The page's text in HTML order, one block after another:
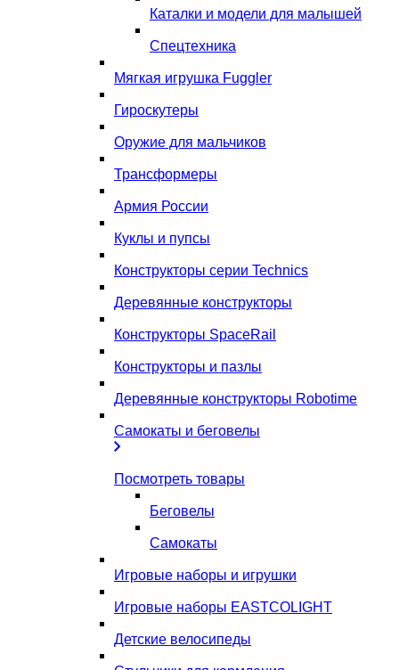
Каталки и модели для малышей
Спецтехника
Мягкая игрушка Fuggler
Гироскутеры
Оружие для мальчиков
Трансформеры
Армия России
Куклы и пупсы
Конструкторы серии Technics
Деревянные конструкторы
Конструкторы SpaceRail
Конструкторы и пазлы
Деревянные конструкторы Robotime
Самокаты и беговелы
Посмотреть товары
Беговелы
Самокаты
Игровые наборы и игрушки
Игровые наборы EASTCOLIGHT
Детские велосипеды